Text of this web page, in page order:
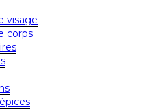
visage
corps